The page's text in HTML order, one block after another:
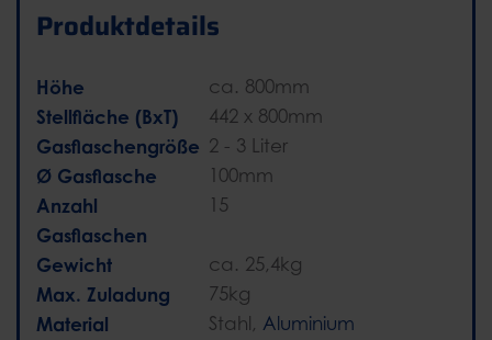
Produktdetails
Höhe ca. 800mm
Stellfläche (BxT) 442 x 800mm
Gasflaschengröße 2 - 3 Liter
Ø Gasflasche 100mm
Anzahl
Gasflaschen
15
Gewicht ca. 25,4kg
Max. Zuladung 75kg
Material Stahl, Aluminium